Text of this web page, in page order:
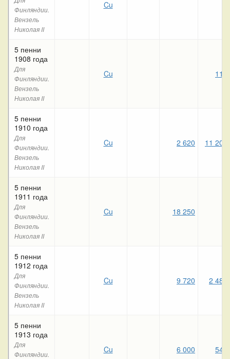
Финляндии.
Вензель
Николая II
Cu
5 пенни
1908 года
Для
Финляндии.
Вензель
Николая II
Cu 110
5 пенни
1910 года
Для
Финляндии.
Вензель
Николая II
Cu 2 620 11 200
5 пенни
1911 года
Для
Финляндии.
Вензель
Николая II
Cu 18 250
5 пенни
1912 года
Для
Финляндии.
Вензель
Николая II
Cu 9 720 2 480
5 пенни
1913 года
Для
Финляндии.
Cu 6 000 540